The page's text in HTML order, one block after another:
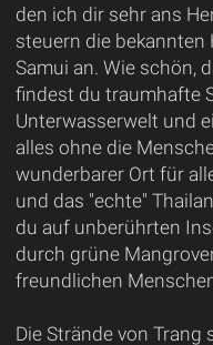
den ich dir sehr ans
steuern die
Samui an. Wie schön,
findest du traumhafte
Unterwasserwelt und
alles ohne die
wunderbarer Ort für
und das "echte"
du auf unberührten
durch grüne
freundlichen
Die Strände von